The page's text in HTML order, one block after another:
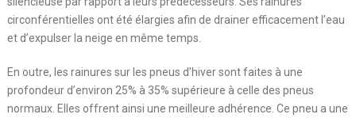
circonférentielles ont été élargies afin de drainer efficacement l’eau
et d’expulser la neige en même temps.
En outre, les rainures sur les pneus d’hiver sont faites à une
profondeur d’environ 25% à 35% supérieure à celle des pneus
normaux. Elles offrent ainsi une meilleure adhérence. Ce pneu a une